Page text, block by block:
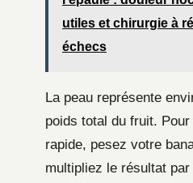
utiles et chirurgie à
échecs
La peau représente
poids total du fruit.
rapide, pesez votre
multipliez le résultat par